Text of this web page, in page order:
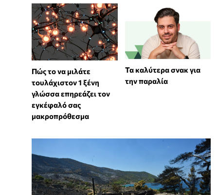
⁠Πώς το να μιλάτε
τουλάχιστον 1 ξένη
γλώσσα επηρεάζει τον
εγκέφαλό σας
μακροπρόθεσμα
Τα καλύτερα σνακ για
την παραλία